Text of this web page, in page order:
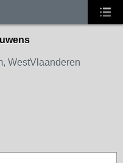
WestVlaanderen